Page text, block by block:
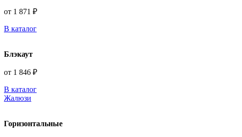
от 1 871 ₽
В каталог
Блэкаут
от 1 846 ₽
В каталог
Жалюзи
Горизонтальные